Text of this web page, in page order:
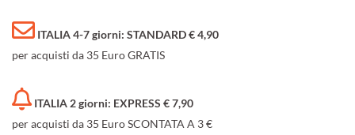
ITALIA 4-7 giorni: STANDARD € 4,90
per acquisti da 35 Euro GRATIS
ITALIA 2 giorni: EXPRESS € 7,90
per acquisti da 35 Euro SCONTATA A 3 €